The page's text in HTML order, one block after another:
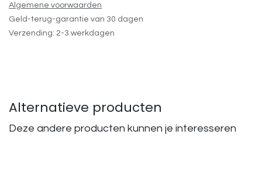
Algemene voorwaarden
Geld-terug-garantie van 30 dagen
Verzending: 2-3 werkdagen
Alternatieve producten
Deze andere producten kunnen je interesseren